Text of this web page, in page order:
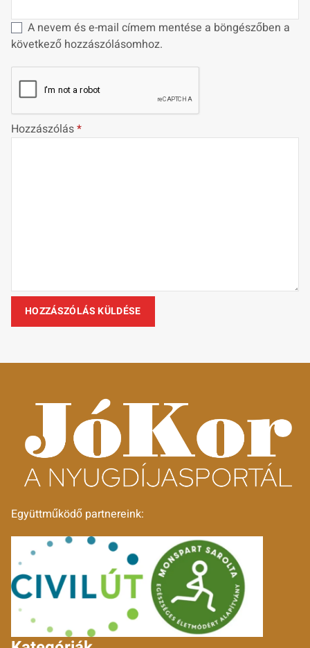
A nevem és e-mail címem mentése a böngészőben a
következő hozzászólásomhoz.
Hozzászólás*
Együttműködő partnereink: